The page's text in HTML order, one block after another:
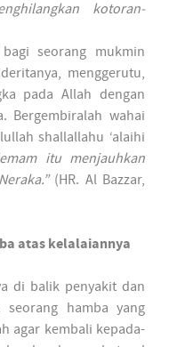
kotoran-
seorang mukmin
menggerutu,
pada Allah dengan
Bergembiralah wahai
shallallahu ‘alaihi
itu menjauhkan
(HR. Al Bazzar,
atas kelalaiannya
di balik penyakit dan
seorang hamba yang
agar kembali kepada-